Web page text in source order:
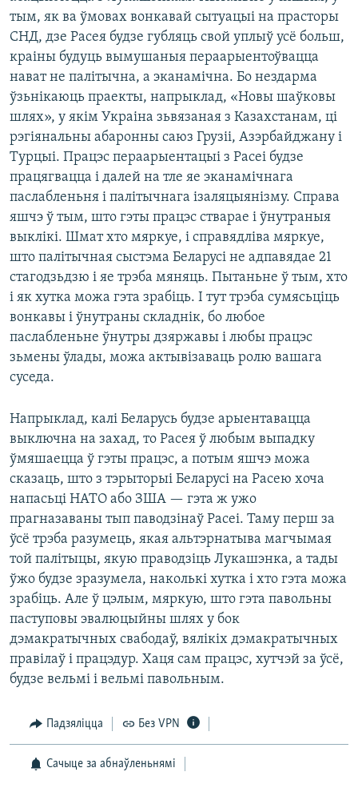
тым, як ва ўмовах вонкавай сытуацыі на прасторы
СНД, дзе Расея будзе губляць свой уплыў усё больш,
краіны будуць вымушаныя пераарыентоўвацца
нават не палітычна, а эканамічна. Бо нездарма
ўзьнікаюць праекты, напрыклад, «Новы шаўковы
шлях», у якім Украіна зьвязаная з Казахстанам, ці
рэгіянальны абаронны саюз Грузіі, Азэрбайджану і
Турцыі. Працэс пераарыентацыі з Расеі будзе
працягвацца і далей на тле яе эканамічнага
паслабленьня і палітычнага ізаляцыянізму. Справа
яшчэ ў тым, што гэты працэс стварае і ўнутраныя
выклікі. Шмат хто мяркуе, і справядліва мяркуе,
што палітычная сыстэма Беларусі не адпавядае 21
стагодзьдзю і яе трэба мяняць. Пытаньне ў тым, хто
і як хутка можа гэта зрабіць. І тут трэба сумясьціць
вонкавы і ўнутраны складнік, бо любое
паслабленьне ўнутры дзяржавы і любы працэс
зьмены ўлады, можа актывізаваць ролю вашага
суседа.
Напрыклад, калі Беларусь будзе арыентавацца
выключна на захад, то Расея ў любым выпадку
ўмяшаецца ў гэты працэс, а потым яшчэ можа
сказаць, што з тэрыторыі Беларусі на Расею хоча
напасьці НАТО або ЗША — гэта ж ужо
прагназаваны тып паводзінаў Расеі. Таму перш за
ўсё трэба разумець, якая альтэрнатыва магчымая
той палітыцы, якую праводзіць Лукашэнка, а тады
ўжо будзе зразумела, наколькі хутка і хто гэта можа
зрабіць. Але ў цэлым, мяркую, што гэта павольны
паступовы эвалюцыйны шлях у бок
дэмакратычных свабодаў, вялікіх дэмакратычных
правілаў і працэдур. Хаця сам працэс, хутчэй за ўсё,
будзе вельмі і вельмі павольным.
Падзяліцца Без VPN
Сачыце за абнаўленьнямі